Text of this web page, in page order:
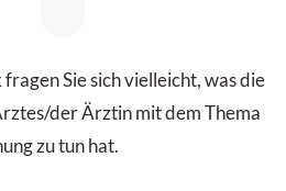
Sie sich vielleicht, was die
der Ärztin mit dem Thema
zu tun hat.